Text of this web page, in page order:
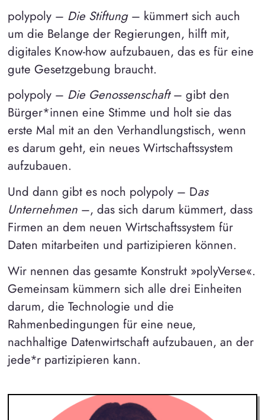
polypoly – Die Stiftung– kümmert sich auch
um die Belange der Regierungen, hilft mit,
digitales Know-how aufzubauen, das es für eine
gute Gesetzgebung braucht.
polypoly – Die Genossenschaft– gibt den
Bürger*innen eine Stimme und holt sie das
erste Mal mit an den Verhandlungstisch, wenn
es darum geht, ein neues Wirtschaftssystem
aufzubauen.
Und dann gibt es noch polypoly – Das
Unternehmen–, das sich darum kümmert, dass
Firmen an dem neuen Wirtschaftssystem für
Daten mitarbeiten und partizipieren können.
Wir nennen das gesamte Konstrukt »polyVerse«.
Gemeinsam kümmern sich alle drei Einheiten
darum, die Technologie und die
Rahmenbedingungen für eine neue,
nachhaltige Datenwirtschaft aufzubauen, an der
jede*r partizipieren kann.